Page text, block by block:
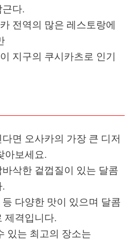
다.
전역의 많은 레스토랑에
지구의 쿠시카츠로 인기
면 오사카의 가장 큰 디저
아보세요.
삭한 겉껍질이 있는 달콤
다양한 맛이 있으며 달콤
제격입니다.
있는 최고의 장소는